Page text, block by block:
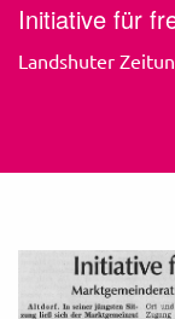
Initiative für
Landshuter